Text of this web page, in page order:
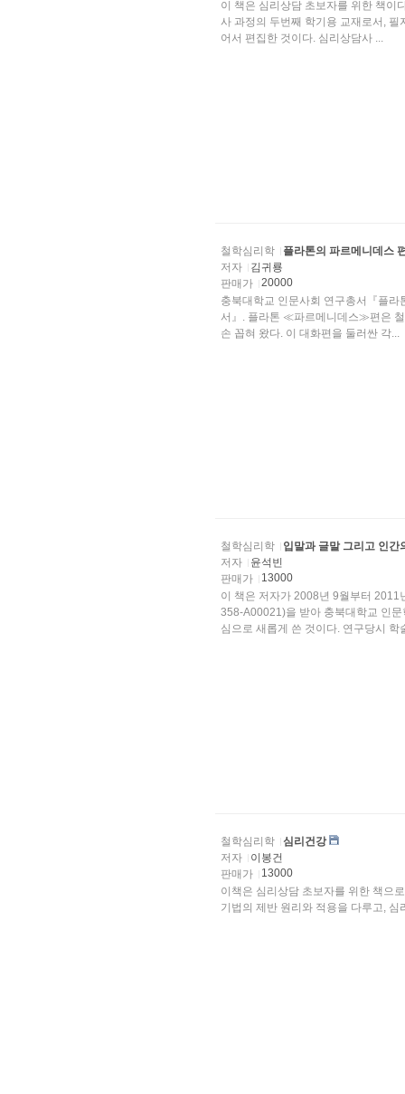
이 책은 심리상담 초보자를 위한 책이
사 과정의 두번째 학기용 교재로서,
어서 편집한 것이다. 심리상담사 ...
철학심리학
플라톤의 파르메니데스
저자
김귀룡
판매가
20000
충북대학교 인문사회 연구총서『플
서』. 플라톤 ≪파르메니데스≫편은
손 꼽혀 왔다. 이 대화편을 둘러싼 각...
철학심리학
입말과 글말 그리고 인간
저자
윤석빈
판매가
13000
이 책은 저자가 2008년 9월부터
358-A00021)을 받아 충북대학교 인
심으로 새롭게 쓴 것이다. 연구당시 학
철학심리학
심리건강
저자
이봉건
판매가
13000
이책은 심리상담 초보자를 위한 책으
기법